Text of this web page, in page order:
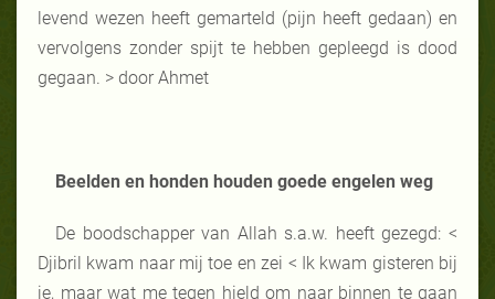
levend wezen heeft gemarteld (pijn heeft gedaan) en
vervolgens zonder spijt te hebben gepleegd is dood
gegaan. > door Ahmet
Beelden en honden houden goede engelen weg
De boodschapper van Allah s.a.w. heeft gezegd: <
Djibril kwam naar mij toe en zei < Ik kwam gisteren bij
je, maar wat me tegen hield om naar binnen te gaan